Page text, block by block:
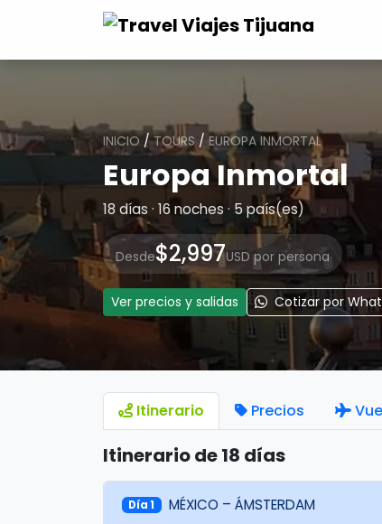
INICIO /TOURS/EUROPA INMORTAL
Europa Inmortal
18 días · 16 noches · 5 país(es)
Desde$2,997USD por persona
Ver precios y salidas Cotizar por
Itinerario Precios
Itinerario de 18 días
Día 1 MÉXICO – ÁMSTERDAM